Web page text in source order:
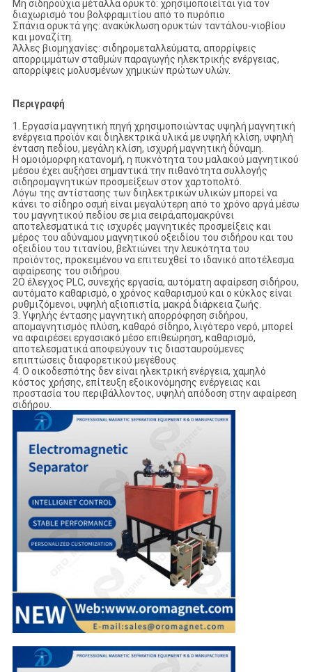
Μη σιδηρούχια μέταλλα ορυκτό: χρησιμοποιείται για τον
διαχωρισμό του βολφραμιτίου από το πυρόπιο
Σπάνια ορυκτά γης: ανακύκλωση ορυκτών ταντάλου-νιοβίου
και μοναζίτη.
Άλλες βιομηχανίες: σιδηρομεταλλεύματα, απορρίψεις
απορριμμάτων σταθμών παραγωγής ηλεκτρικής ενέργειας,
απορρίψεις μολυσμένων χημικών πρώτων υλών.
Περιγραφή
1. Εργασία μαγνητική πηγή χρησιμοποιώντας υψηλή μαγνητική
ενέργεια προϊόν και διηλεκτρικά υλικά με υψηλή κλίση, υψηλή
ένταση πεδίου, μεγάλη κλίση, ισχυρή μαγνητική δύναμη.
Η ομοιόμορφη κατανομή, η πυκνότητα του μαλακού μαγνητικού
μέσου έχει αυξήσει σημαντικά την πιθανότητα συλλογής
σιδηρομαγνητικών προσμείξεων στον χαρτοπολτό.
Λόγω της αντίστασης των διηλεκτρικών υλικών μπορεί να
κάνει το σίδηρο οσμή είναι μεγαλύτερη από το χρόνο αργά μέσω
του μαγνητικού πεδίου σε μια σειρά,απομακρύνει
αποτελεσματικά τις ισχυρές μαγνητικές προσμείξεις και
μέρος του αδύναμου μαγνητικού οξειδίου του σιδήρου και του
οξειδίου του τιτανίου, βελτιώνει την λευκότητα του
προϊόντος, προκειμένου να επιτευχθεί το ιδανικό αποτέλεσμα
αφαίρεσης του σιδήρου.
2Ο έλεγχος PLC, συνεχής εργασία, αυτόματη αφαίρεση σιδήρου,
αυτόματο καθαρισμό, ο χρόνος καθαρισμού και ο κύκλος είναι
ρυθμιζόμενοι, υψηλή αξιοπιστία, μακρά διάρκεια ζωής.
3. Υψηλής έντασης μαγνητική απορρόφηση σιδήρου,
απομαγνητισμός πλύση, καθαρό σίδηρο, λιγότερο νερό, μπορεί
να αφαιρέσει εργασιακό μέσο επιθεώρηση, καθαρισμό,
αποτελεσματικά αποφεύγουν τις διασταυρούμενες
επιπτώσεις διαφορετικού μεγέθους.
4. Ο οικοδεσπότης δεν είναι ηλεκτρική ενέργεια, χαμηλό
κόστος χρήσης, επίτευξη εξοικονόμησης ενέργειας και
προστασία του περιβάλλοντος, υψηλή απόδοση στην αφαίρεση
σιδήρου.